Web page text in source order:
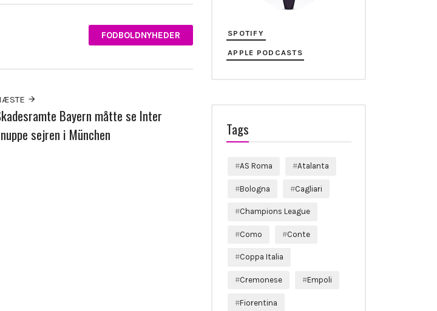
FODBOLDNYHEDER
Bayern måtte se Inter
sejren i München
SPOTIFY
APPLE PODCASTS
Tags
AS Roma Atalanta
Bologna Cagliari
Champions League
Como Conte
Coppa Italia
Cremonese Empoli
Fiorentina